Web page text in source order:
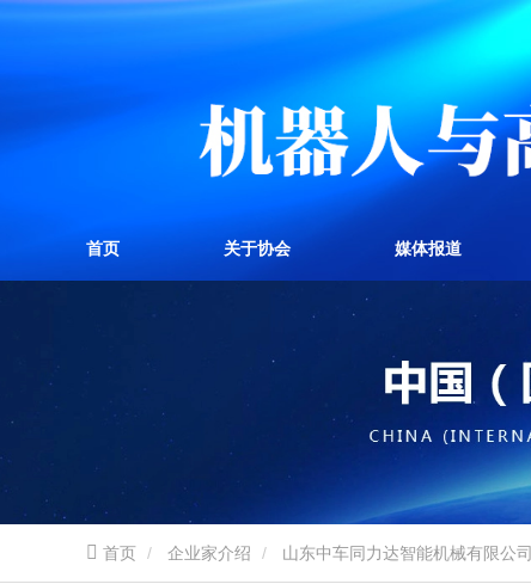
首页 关于协会 媒体报道
首页 企业家介绍 山东中车同力达智能机械有限公司